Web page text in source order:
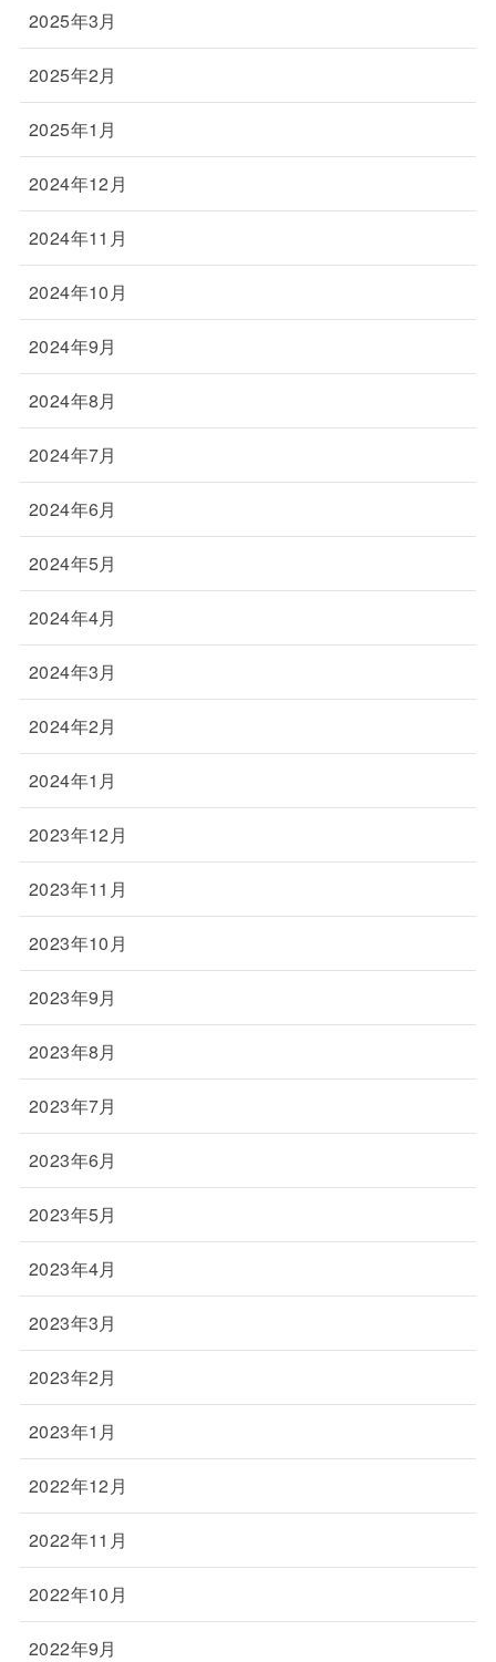
2025年3月
2025年2月
2025年1月
2024年12月
2024年11月
2024年10月
2024年9月
2024年8月
2024年7月
2024年6月
2024年5月
2024年4月
2024年3月
2024年2月
2024年1月
2023年12月
2023年11月
2023年10月
2023年9月
2023年8月
2023年7月
2023年6月
2023年5月
2023年4月
2023年3月
2023年2月
2023年1月
2022年12月
2022年11月
2022年10月
2022年9月